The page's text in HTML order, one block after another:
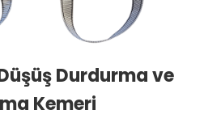
Durdurma ve
Kemeri